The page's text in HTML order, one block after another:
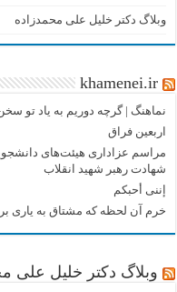
وبلاگ دکتر خلیل علی محمدزاده
khamenei.ir
نماهنگ |‌ گرچه دوریم به یاد تو
اربعین فراق
مراسم عزاداری هیئت‌های
شهادت رهبر شهید انقلاب
إننی أحبکم
خرم آن لحظه که مشتاق به یاری
وبلاگ دکتر خلیل علی